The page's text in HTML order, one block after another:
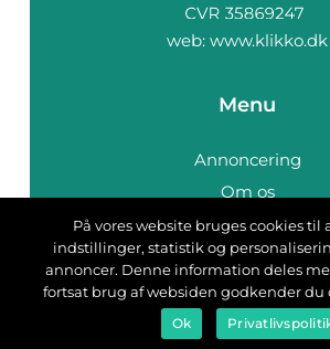
web: www.klikko.dk
Menu
Annoncering
Om os
Cookies
Kontakt os
Sitemap
På vores website bruges cookies til
indstillinger, statistik og
annoncer. Denne information deles
fortsat brug af websiden godkender
Ok